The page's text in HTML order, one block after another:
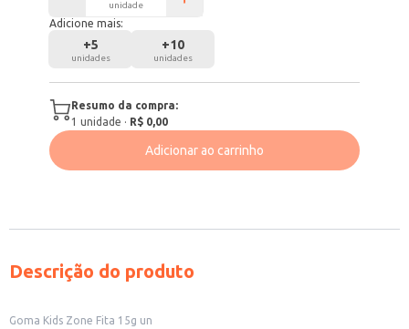
unidade
Adicione mais:
+5
unidades
+10
unidades
Resumo da compra:
1 unidade · R$ 0,00
Adicionar ao carrinho
Descrição do produto
Goma Kids Zone Fita 15g un